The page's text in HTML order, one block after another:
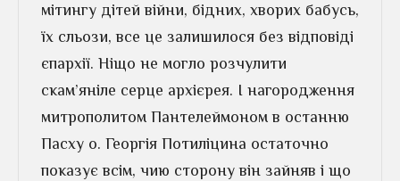
мітингу дітей війни, бідних, хворих бабусь,
їх сльози, все це залишилося без відповіді
єпархії. Ніщо не могло розчулити
скам’яніле серце архієрея. І нагородження
митрополитом Пантелеймоном в останню
Пасху о. Георгія Потиліцина остаточно
показує всім, чию сторону він зайняв і що